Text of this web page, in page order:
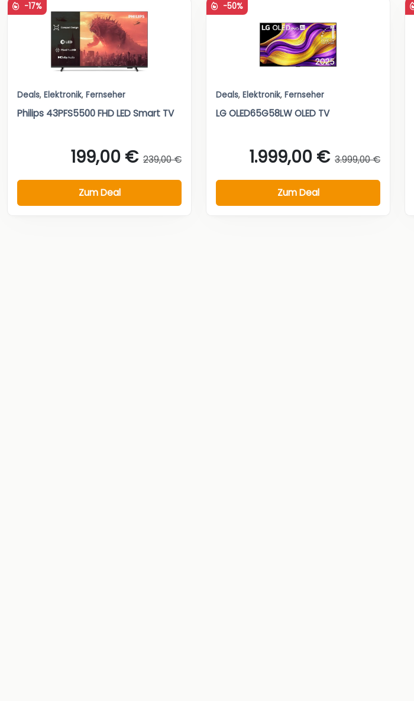
-17%
Deals, Elektronik, Fernseher
Philips 43PFS5500 FHD LED Smart TV
199,00 € 239,00 €
Zum Deal
-50%
Deals, Elektronik, Fernseher
LG OLED65G58LW OLED TV
1.999,00 € 3.999,00 €
Zum Deal